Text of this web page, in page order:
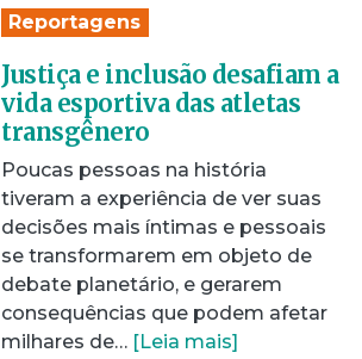
Reportagens
Justiça e inclusão desafiam a
vida esportiva das atletas
transgênero
Poucas pessoas na história
tiveram a experiência de ver suas
decisões mais íntimas e pessoais
se transformarem em objeto de
debate planetário, e gerarem
consequências que podem afetar
milhares de… [Leia mais]